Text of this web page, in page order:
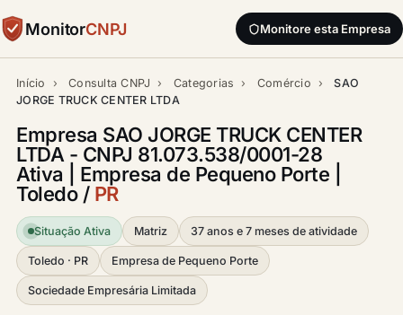
MonitorCNPJ Monitore esta Empresa
Início › Consulta CNPJ › Categorias › Comércio ›
SAO
JORGE TRUCK CENTER LTDA
Empresa SAO JORGE TRUCK CENTER
LTDA - CNPJ 81.073.538/0001-28
Ativa | Empresa de Pequeno Porte |
Toledo / PR
Situação Ativa Matriz 37 anos e 7 meses de atividade
Toledo · PR Empresa de Pequeno Porte
Sociedade Empresária Limitada